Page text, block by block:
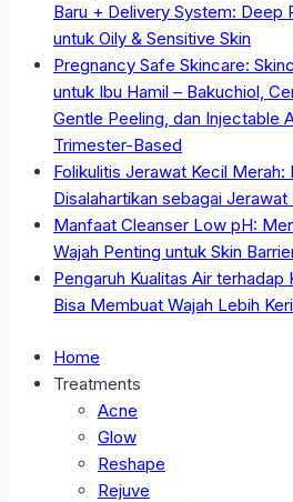
Baru + Delivery System:
untuk Oily & Sensitive Skin
Pregnancy Safe Skincare:
untuk Ibu Hamil – Bakuchiol,
Gentle Peeling, dan Injectable
Trimester-Based
Folikulitis Jerawat Kecil Merah:
Disalahartikan sebagai Jerawat
Manfaat Cleanser Low pH:
Wajah Penting untuk Skin
Pengaruh Kualitas Air terhadap
Bisa Membuat Wajah Lebih
Home
Treatments
Acne
Glow
Reshape
Rejuve